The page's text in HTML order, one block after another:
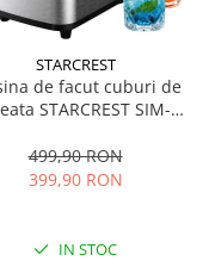
STARCREST
de facut cuburi de
STARCREST SIM-
12Kg/24h, Cos gheata
Rezervor apa 0.8 l,
499,90 RON
399,90 RON
IN STOC